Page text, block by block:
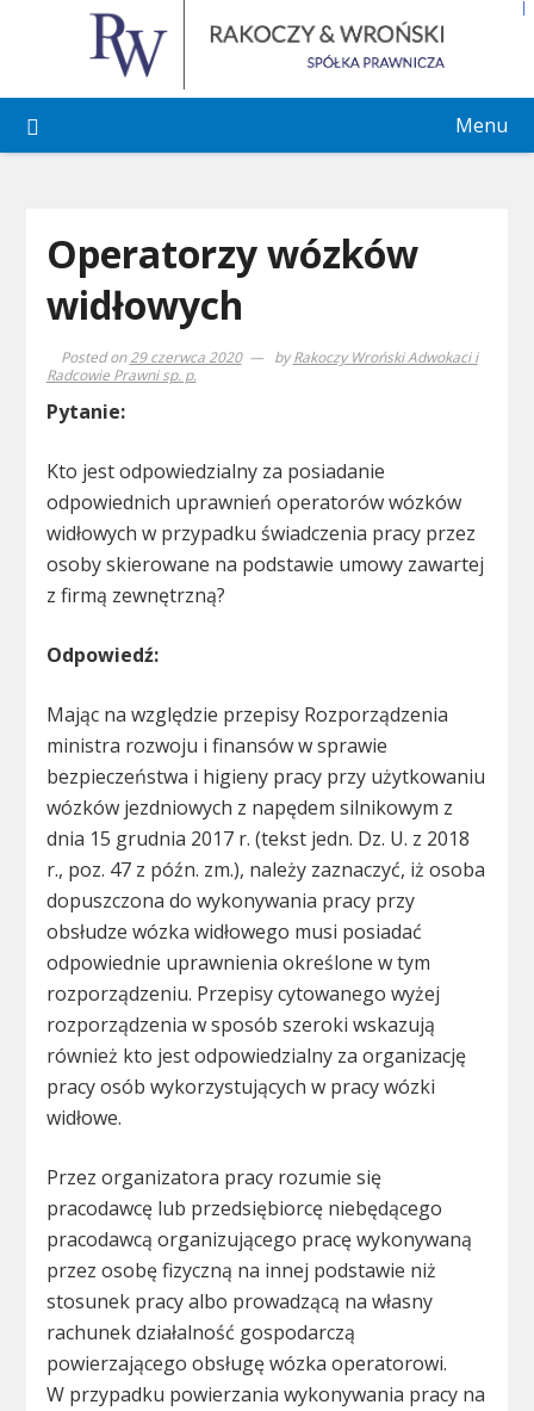
Menu
Operatorzy wózków
widłowych
Posted on29 czerwca 2020 byRakoczy Wroński Adwokaci i
Radcowie Prawni sp. p.
Pytanie:
Kto jest odpowiedzialny za posiadanie
odpowiednich uprawnień operatorów wózków
widłowych w przypadku świadczenia pracy przez
osoby skierowane na podstawie umowy zawartej
z firmą zewnętrzną?
Odpowiedź:
Mając na względzie przepisy Rozporządzenia
ministra rozwoju i finansów w sprawie
bezpieczeństwa i higieny pracy przy użytkowaniu
wózków jezdniowych z napędem silnikowym z
dnia 15 grudnia 2017 r. (tekst jedn. Dz. U. z 2018
r., poz. 47 z późn. zm.), należy zaznaczyć, iż osoba
dopuszczona do wykonywania pracy przy
obsłudze wózka widłowego musi posiadać
odpowiednie uprawnienia określone w tym
rozporządzeniu. Przepisy cytowanego wyżej
rozporządzenia w sposób szeroki wskazują
również kto jest odpowiedzialny za organizację
pracy osób wykorzystujących w pracy wózki
widłowe.
Przez organizatora pracy rozumie się
pracodawcę lub przedsiębiorcę niebędącego
pracodawcą organizującego pracę wykonywaną
przez osobę fizyczną na innej podstawie niż
stosunek pracy albo prowadzącą na własny
rachunek działalność gospodarczą
powierzającego obsługę wózka operatorowi.
W przypadku powierzania wykonywania pracy na